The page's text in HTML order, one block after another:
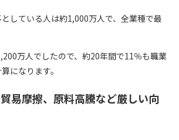
している人は約1,000万人で、全業種で最
万人でしたので、約20年間で11％も職業
になります。
易摩擦、原料高騰など厳しい向